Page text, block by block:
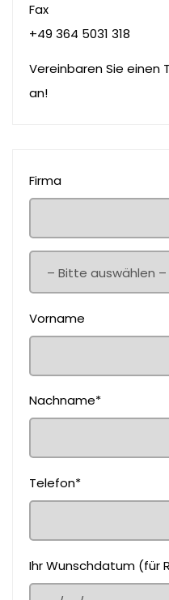
Fax
+49 364 5031 318
Vereinbaren Sie einen
an!
Firma
Vorname
Nachname*
Telefon*
Ihr Wunschdatum (für